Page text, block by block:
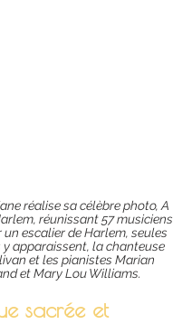
réalise sa célèbre photo, A
réunissant 57 musiciens
escalier de Harlem, seules
apparaissent, la chanteuse
et les pianistes Marian
et Mary Lou Williams.
sacrée et